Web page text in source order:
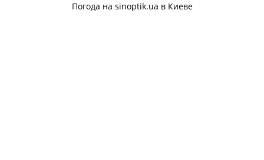
Погода на sinoptik.ua в Киеве